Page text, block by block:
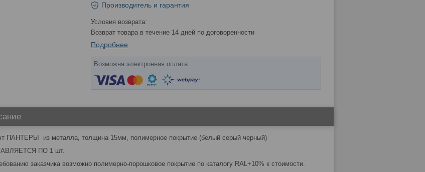
Производитель и гарантия
возврат товара в течение 14 дней по договоренности
Подробнее
ПАНТЕРЫ из металла, толщина 15мм, полимерное покрытие (белый серый черный)
ПО 1 шт.
заказчика возможно полимерно-порошковое покрытие по каталогу RAL+10% к стоимости.